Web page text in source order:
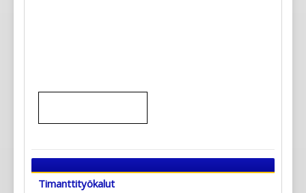
Timanttityökalut